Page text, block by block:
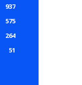
937
575
264
51